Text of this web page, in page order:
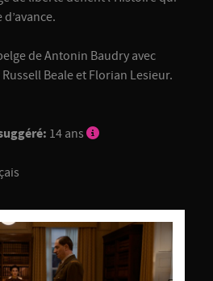
de Antonin Baudry avec
Beale et Florian Lesieur.
14 ans